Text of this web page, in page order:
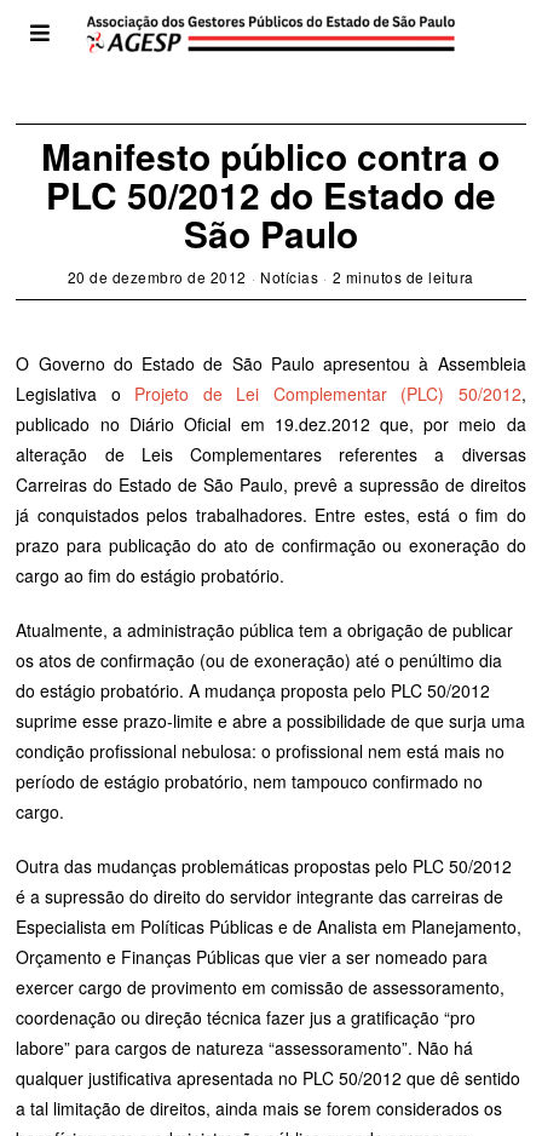
Manifesto público contra o
PLC 50/2012 do Estado de
São Paulo
20 de dezembro de 2012 Notícias 2 minutos de leitura
O Governo do Estado de São Paulo apresentou à Assembleia
Legislativa o Projeto de Lei Complementar (PLC) 50/2012,
publicado no Diário Oficial em 19.dez.2012 que, por meio da
alteração de Leis Complementares referentes a diversas
Carreiras do Estado de São Paulo, prevê a supressão de direitos
já conquistados pelos trabalhadores. Entre estes, está o fim do
prazo para publicação do ato de confirmação ou exoneração do
cargo ao fim do estágio probatório.
Atualmente, a administração pública tem a obrigação de publicar
os atos de confirmação (ou de exoneração) até o penúltimo dia
do estágio probatório. A mudança proposta pelo PLC 50/2012
suprime esse prazo-limite e abre a possibilidade de que surja uma
condição profissional nebulosa: o profissional nem está mais no
período de estágio probatório, nem tampouco confirmado no
cargo.
Outra das mudanças problemáticas propostas pelo PLC 50/2012
é a supressão do direito do servidor integrante das carreiras de
Especialista em Políticas Públicas e de Analista em Planejamento,
Orçamento e Finanças Públicas que vier a ser nomeado para
exercer cargo de provimento em comissão de assessoramento,
coordenação ou direção técnica fazer jus a gratificação “pro
labore” para cargos de natureza “assessoramento”. Não há
qualquer justificativa apresentada no PLC 50/2012 que dê sentido
a tal limitação de direitos, ainda mais se forem considerados os